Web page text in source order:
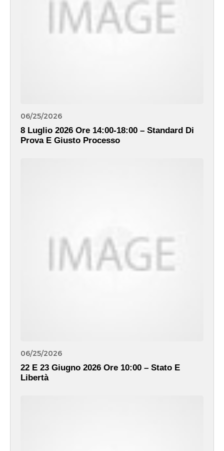
06/25/2026
8 Luglio 2026 Ore 14:00-18:00 – Standard Di
Prova E Giusto Processo
06/25/2026
22 E 23 Giugno 2026 Ore 10:00 – Stato E
Libertà